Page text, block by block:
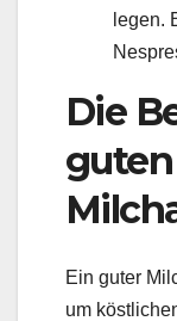
legen.
Die
guten
Ein guter
um